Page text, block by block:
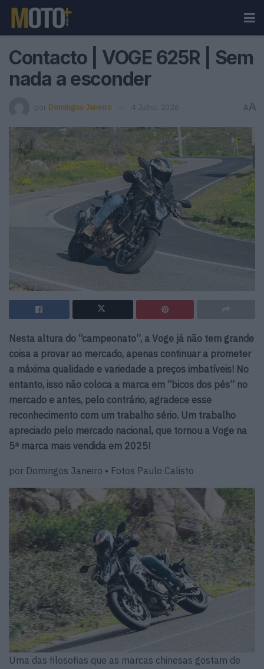
Contacto | VOGE 625R | Sem
nada a esconder
por Domingos Janeiro 4 Julho, 2026 AA
Nesta altura do “campeonato”, a Voge já não tem grande
coisa a provar ao mercado, apenas continuar a prometer
a máxima qualidade e variedade a preços imbatíveis! No
entanto, isso não coloca a marca em “bicos dos pés” no
mercado e antes, pelo contrário, agradece esse
reconhecimento com um trabalho sério. Um trabalho
apreciado pelo mercado nacional, que tornou a Voge na
5ª marca mais vendida em 2025!
por Domingos Janeiro • Fotos Paulo Calisto
Uma das filosofias que as marcas chinesas gostam de